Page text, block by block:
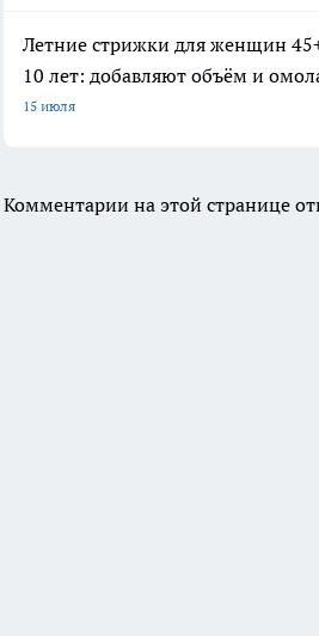
Летние стрижки для женщин
10 лет: добавляют объём и
15 июля
Комментарии на этой странице